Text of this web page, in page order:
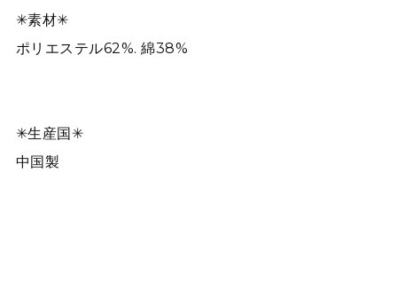
✳︎素材✳︎
ポリエステル62%. 綿38%
✳︎生産国✳︎
中国製